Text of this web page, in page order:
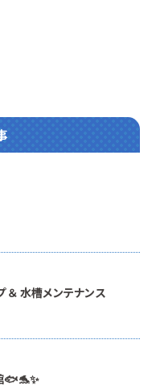
＆ 水槽メンテナンス
🐟🐬✨